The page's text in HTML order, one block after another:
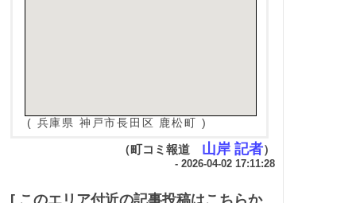
( 兵庫県 神戸市長田区 鹿松町 )
（町コミ報道 山岸 記者）
- 2026-04-02 17:11:28